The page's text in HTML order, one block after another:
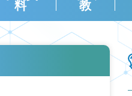
料
教